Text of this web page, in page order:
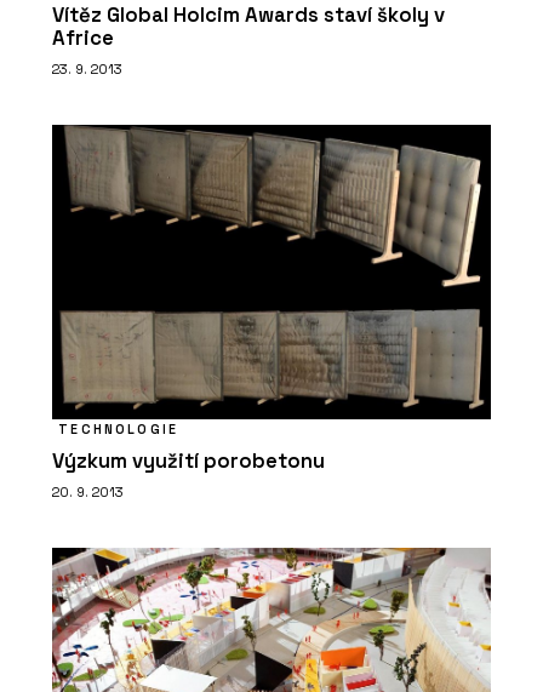
Vítěz Global Holcim Awards staví školy v
Africe
23. 9. 2013
TECHNOLOGIE
Výzkum využití porobetonu
20. 9. 2013